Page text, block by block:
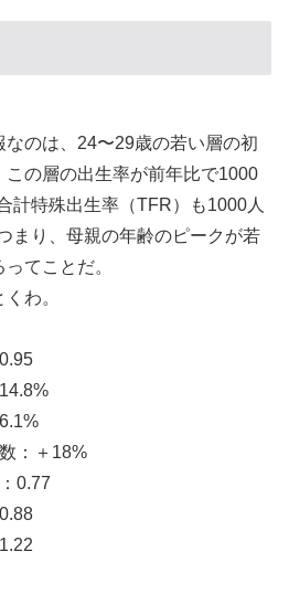
のは、24〜29歳の若い層の初
の層の出生率が前年比で1000
計特殊出生率（TFR）も1000人
まり、母親の年齢のピークが若
てことだ。
わ。
：＋18%
0.77